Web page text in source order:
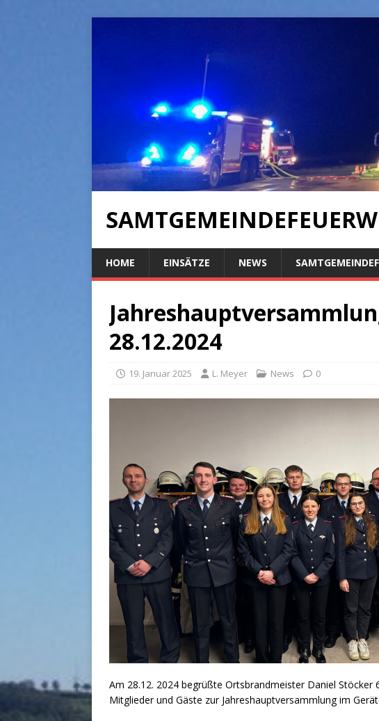
HOME EINSÄTZE NEWS
28.12.2024
19. Januar 2025 L. Meyer News 0
Am 28.12. 2024 begrüßte Ortsbrandmeister Daniel
Mitglieder und Gäste zur Jahreshauptversammlung im